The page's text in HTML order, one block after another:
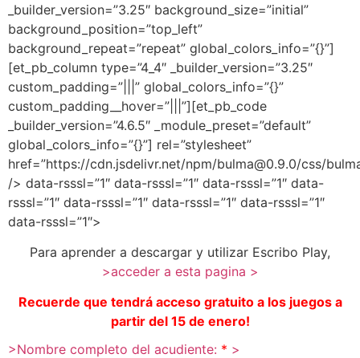
_builder_version=”3.25″ background_size=”initial”
background_position=”top_left”
background_repeat=”repeat” global_colors_info=”{}”]
[et_pb_column type=”4_4″ _builder_version=”3.25″
custom_padding=”|||” global_colors_info=”{}”
custom_padding__hover=”|||”][et_pb_code
_builder_version=”4.6.5″ _module_preset=”default”
global_colors_info=”{}”] rel=”stylesheet”
href=”https://cdn.jsdelivr.net/npm/bulma@0.9.0/css/
/> data-rsssl=”1″ data-rsssl=”1″ data-rsssl=”1″ data-
rsssl=”1″ data-rsssl=”1″ data-rsssl=”1″ data-rsssl=”1″
data-rsssl=”1″>
Para aprender a descargar y utilizar Escribo Play,
>acceder a esta pagina >
Recuerde que tendrá acceso gratuito a los juegos a
partir del 15 de enero!
>Nombre completo del acudiente: * >